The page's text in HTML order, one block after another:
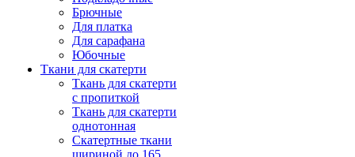
Брючные
Для платка
Для сарафана
Юбочные
Ткани для скатерти
Ткань для скатерти
с пропиткой
Ткань для скатерти
однотонная
Скатертные ткани